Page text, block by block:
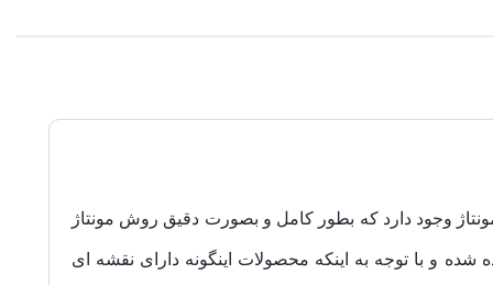
وجود دارد که بطور کامل و بصورت دقیق روش مونتاژ
و با توجه به اینکه محصولات اینگونه دارای نقشه ای